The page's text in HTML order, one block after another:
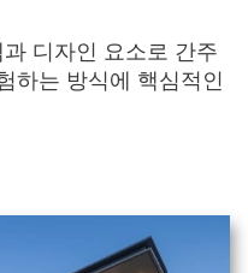
디자인 요소로 간주
하는 방식에 핵심적인